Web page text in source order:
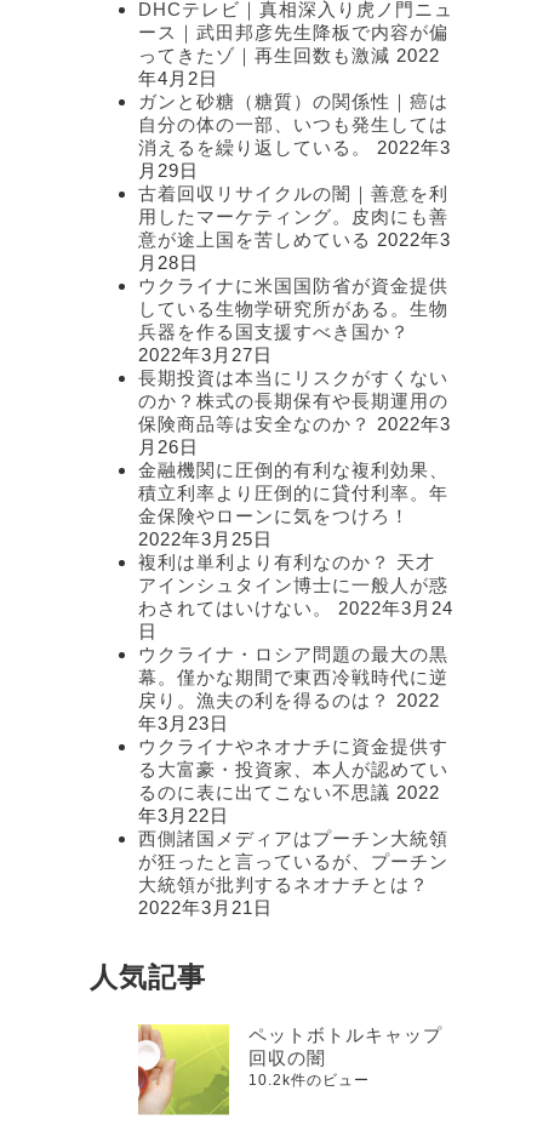
DHCテレビ｜真相深入り虎ノ門ニュ
ース｜武田邦彦先生降板で内容が偏
ってきたゾ｜再生回数も激減 2022
年4月2日
ガンと砂糖（糖質）の関係性｜癌は
自分の体の一部、いつも発生しては
消えるを繰り返している。
2022年3
月29日
古着回収リサイクルの闇｜善意を利
用したマーケティング。皮肉にも善
意が途上国を苦しめている 2022年3
月28日
ウクライナに米国国防省が資金提供
している生物学研究所がある。生物
兵器を作る国支援すべき国か？
2022年3月27日
長期投資は本当にリスクがすくない
のか？株式の長期保有や長期運用の
保険商品等は安全なのか？
2022年3
月26日
金融機関に圧倒的有利な複利効果、
積立利率より圧倒的に貸付利率。年
金保険やローンに気をつけろ！
2022年3月25日
複利は単利より有利なのか？ 天才
アインシュタイン博士に一般人が惑
わされてはいけない。
2022年3月24
日
ウクライナ・ロシア問題の最大の黒
幕。僅かな期間で東西冷戦時代に逆
戻り。漁夫の利を得るのは？
2022
年3月23日
ウクライナやネオナチに資金提供す
る大富豪・投資家、本人が認めてい
るのに表に出てこない不思議 2022
年3月22日
西側諸国メディアはプーチン大統領
が狂ったと言っているが、プーチン
大統領が批判するネオナチとは？
2022年3月21日
人気記事
ペットボトルキャップ
回収の闇
10.2k件のビュー